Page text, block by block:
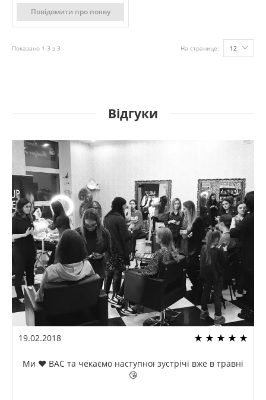
Повідомити про появу
Показано 1-3 з 3 На странице: 12
Відгуки
19.02.2018
Ми ❤️ ВАС та чекаємо наступної зустрічі вже в травні
😘